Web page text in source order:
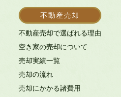
不動産売却
不動産売却で選ばれる理由
空き家の売却について
売却実績一覧
売却の流れ
売却にかかる諸費用